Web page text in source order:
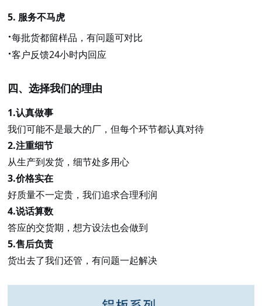
5.服务不马虎
·每批货都留样品，有问题可对比
·客户反馈24小时内回应
四、选择我们的理由
1.认真做事
我们可能不是最大的厂，但每个环节都认真对待
2.注重细节
从生产到发货，细节处多用心
3.价格实在
好质量不一定贵，我们追求合理利润
4.说话算数
答应的交货期，想方设法也会做到
5.售后负责
货出去了我们还管，有问题一起解决